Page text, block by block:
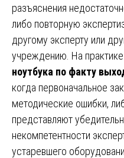
разъяснения
либо повторную
другому эксперту или
учреждению. На практике
ноутбука по факту
когда первоначальное
методические ошибки,
представляют
некомпетентности
устаревшего